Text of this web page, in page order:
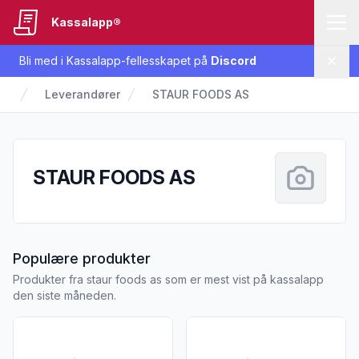
Bli med i Kassalapp-fellesskapet på Discord
Kassalapp®
Leverandører STAUR FOODS AS
STAUR FOODS AS
Populære produkterfra STAUR FOODS AS
Produkter fra staur foods as som er mest vist på kassalapp
den siste måneden.